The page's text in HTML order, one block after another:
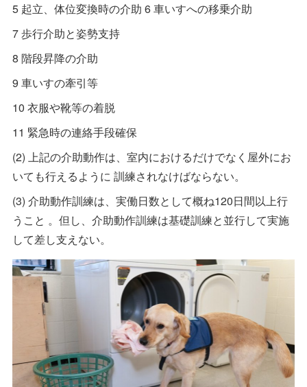
5 起立、体位変換時の介助 6 車いすへの移乗介助
7 歩行介助と姿勢支持
8 階段昇降の介助
9 車いすの牽引等
10 衣服や靴等の着脱
11 緊急時の連絡手段確保
(2) 上記の介助動作は、室内におけるだけでなく屋外にお
いても行えるように 訓練されなけばならない。
(3) 介助動作訓練は、実働日数として概ね120日間以上行
うこと 。但し、介助動作訓練は基礎訓練と並行して実施
して差し支えない。